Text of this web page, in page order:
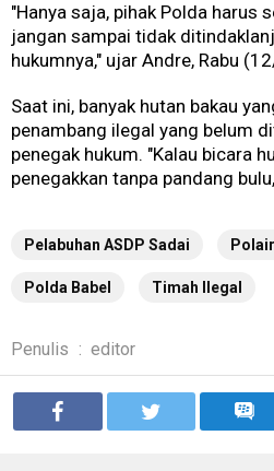
"Hanya saja, pihak Polda harus
jangan sampai tidak
hukumnya," ujar Andre, Rabu
Saat ini, banyak hutan bakau
penambang ilegal yang belum
penegak hukum. "Kalau bicara
penegakkan tanpa pandang
Pelabuhan ASDP Sadai
Polda Babel Timah Ilegal
Penulis : editor